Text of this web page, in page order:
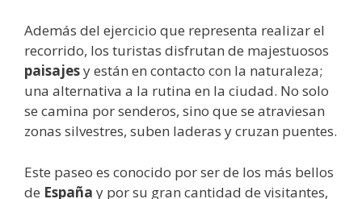
Además del ejercicio que representa realizar el
recorrido, los turistas disfrutan de majestuosos
paisajesy están en contacto con la naturaleza;
una alternativa a la rutina en la ciudad. No solo
se camina por senderos, sino que se atraviesan
zonas silvestres, suben laderas y cruzan puentes.
Este paseo es conocido por ser de los más bellos
de España y por su gran cantidad de visitantes,